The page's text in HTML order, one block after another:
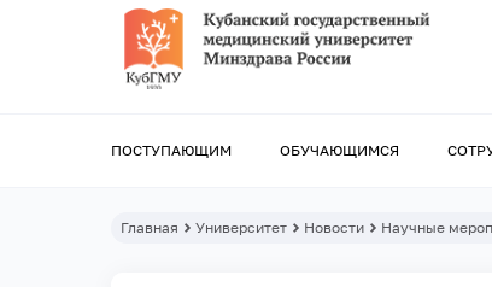
ПОСТУПАЮЩИМ ОБУЧАЮЩИМСЯ
Главная Университет Новости Научные